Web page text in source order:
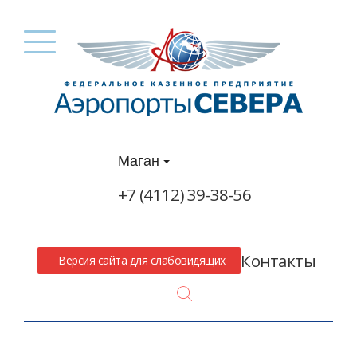
Маган
+7 (4112) 39-38-56
Версия сайта для слабовидящих Контакты